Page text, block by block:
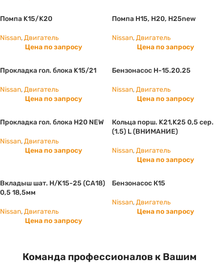
Помпа K15/K20
Nissan,Двигатель
Цена по запросу
Помпа H15, Н20, Н25new
Nissan,Двигатель
Цена по запросу
Прокладка гол. блока K15/21
Nissan,Двигатель
Цена по запросу
Бензонасос H-15.20.25
Nissan,Двигатель
Цена по запросу
Прокладка гол. блока H20 NEW
Nissan,Двигатель
Цена по запросу
Кольца порш. K21,K25 0,5 сер.
(1.5) L (ВНИМАНИЕ)
Nissan,Двигатель
Цена по запросу
Вкладыш шат. Н/K15-25 (СА18)
0,5 18,5мм
Nissan,Двигатель
Цена по запросу
Бензонасос К15
Nissan,Двигатель
Цена по запросу
Команда профессионалов к Вашим